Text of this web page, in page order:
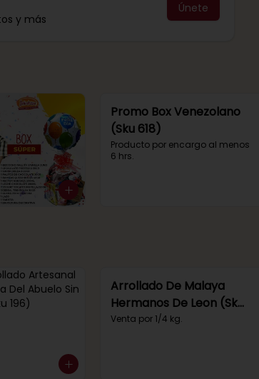
y más
Únete
Promo Box Venezolano
(Sku 618)
Producto por encargo al menos
6 hrs.
Arrollado De Malaya
Hermanos De Leon (Sku
293)
Venta por 1/4 kg.